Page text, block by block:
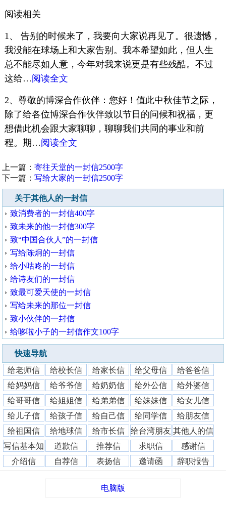
阅读相关
1、 告别的时候来了，我要向大家说再见了。很遗憾，
我没能在球场上和大家告别。我本希望如此，但人生
总不能尽如人意，今年对我来说更是有些残酷。不过
这给…阅读全文
2、尊敬的博深合作伙伴：您好！值此中秋佳节之际，
除了给各位博深合作伙伴致以节日的问候和祝福，更
想借此机会跟大家聊聊，聊聊我们共同的事业和前
程。期…阅读全文
上一篇：寄往天堂的一封信2500字
下一篇：写给大家的一封信2500字
关于其他人的一封信
致消费者的一封信400字
致未来的他一封信300字
致“中国合伙人”的一封信
写给陈炯的一封信
给小咕咚的一封信
给诗友们的一封信
致最可爱天使的一封信
写给未来的那位一封信
致小伙伴的一封信
给哆啦小子的一封信作文100字
快速导航
给老师信 给校长信 给家长信 给父母信
给爸爸信
给妈妈信
给爷爷信 给奶奶信 给外公信
给外婆信
给哥哥信
给姐姐信 给弟弟信 给妹妹信
给女儿信
给儿子信
给孩子信 给自己信 给同学信
给朋友信
给祖国信
给地球信 给市长信 给台湾朋友 其他人的信
写信基本知
识
道歉信 推荐信 求职信
感谢信
介绍信
自荐信 表扬信 邀请函 辞职报告
电脑版